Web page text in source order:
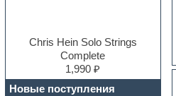
Dubstep
E-MU Samples
Electric bass
Electric guitar
Chris Hein Solo Strings
Complete
1,990 ₽
Новые поступления